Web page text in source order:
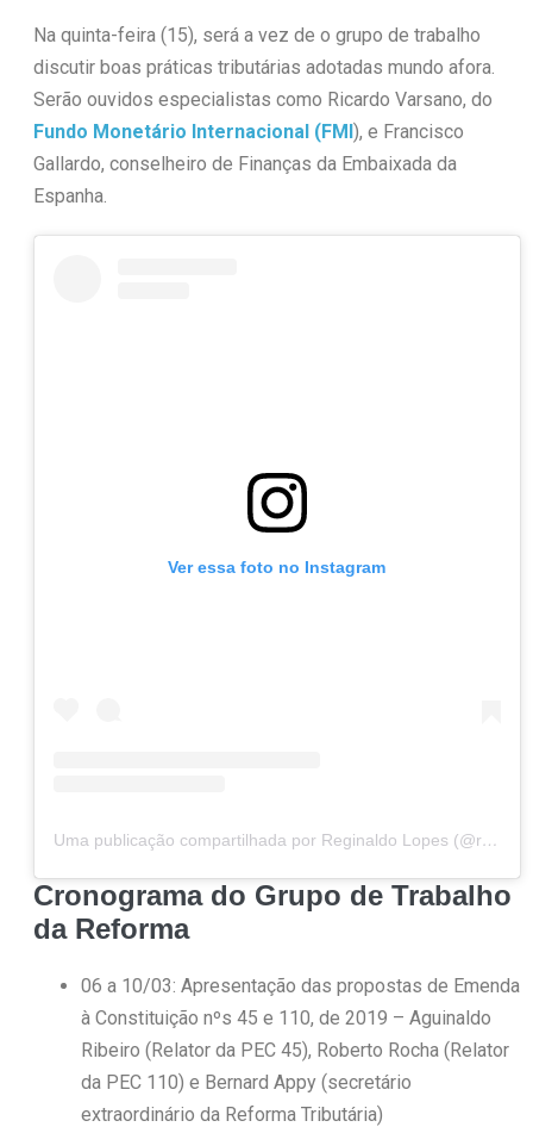
Na quinta-feira (15), será a vez de o grupo de trabalho
discutir boas práticas tributárias adotadas mundo afora.
Serão ouvidos especialistas como Ricardo Varsano, do
Fundo Monetário Internacional (FMI ), e Francisco
Gallardo, conselheiro de Finanças da Embaixada da
Espanha.
Ver essa foto no Instagram
Uma publicação compartilhada por Reginaldo Lopes (@reginaldolopesmg)
Cronograma do Grupo de Trabalho
da Reforma
06 a 10/03: Apresentação das propostas de Emenda
à Constituição nºs 45 e 110, de 2019 – Aguinaldo
Ribeiro (Relator da PEC 45), Roberto Rocha (Relator
da PEC 110) e Bernard Appy (secretário
extraordinário da Reforma Tributária)